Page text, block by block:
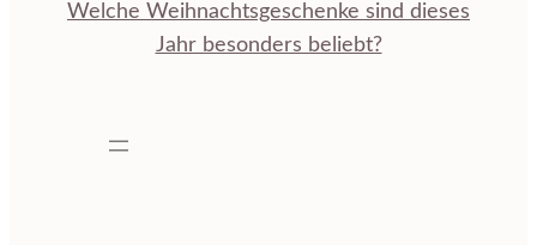
Welche Weihnachtsgeschenke sind dieses
Jahr besonders beliebt?